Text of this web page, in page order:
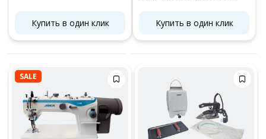
Купить в один клик
Купить в один клик
SALE